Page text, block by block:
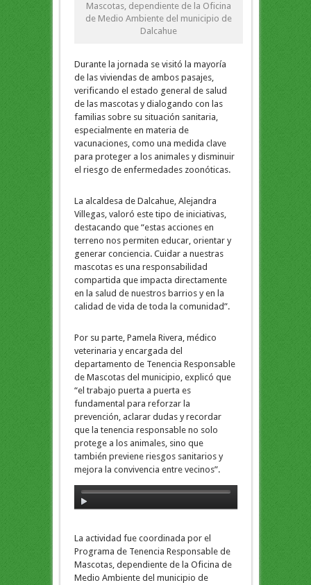
Mascotas, dependiente de la Oficina
de Medio Ambiente del municipio de
Dalcahue
Durante la jornada se visitó la mayoría
de las viviendas de ambos pasajes,
verificando el estado general de salud
de las mascotas y dialogando con las
familias sobre su situación sanitaria,
especialmente en materia de
vacunaciones, como una medida clave
para proteger a los animales y disminuir
el riesgo de enfermedades zoonóticas.
La alcaldesa de Dalcahue, Alejandra
Villegas, valoró este tipo de iniciativas,
destacando que “estas acciones en
terreno nos permiten educar, orientar y
generar conciencia. Cuidar a nuestras
mascotas es una responsabilidad
compartida que impacta directamente
en la salud de nuestros barrios y en la
calidad de vida de toda la comunidad”.
Por su parte, Pamela Rivera, médico
veterinaria y encargada del
departamento de Tenencia Responsable
de Mascotas del municipio, explicó que
“el trabajo puerta a puerta es
fundamental para reforzar la
prevención, aclarar dudas y recordar
que la tenencia responsable no solo
protege a los animales, sino que
también previene riesgos sanitarios y
mejora la convivencia entre vecinos”.
La actividad fue coordinada por el
Programa de Tenencia Responsable de
Mascotas, dependiente de la Oficina de
Medio Ambiente del municipio de